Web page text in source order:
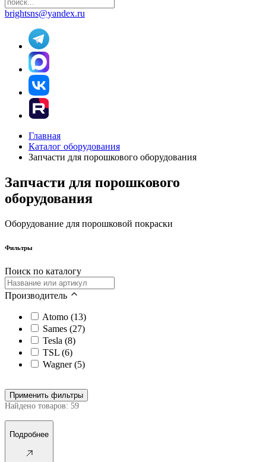
brightsns@yandex.ru
Главная
Каталог оборудования
Запчасти для порошкового оборудования
Запчасти для порошкового
оборудования
Оборудование для порошковой покраски
Фильтры
Поиск по каталогу
Производитель
Atomo (13)
Sames (27)
Tesla (8)
TSL (6)
Wagner (5)
Применить фильтры
Найдено товаров: 59
Подробнее